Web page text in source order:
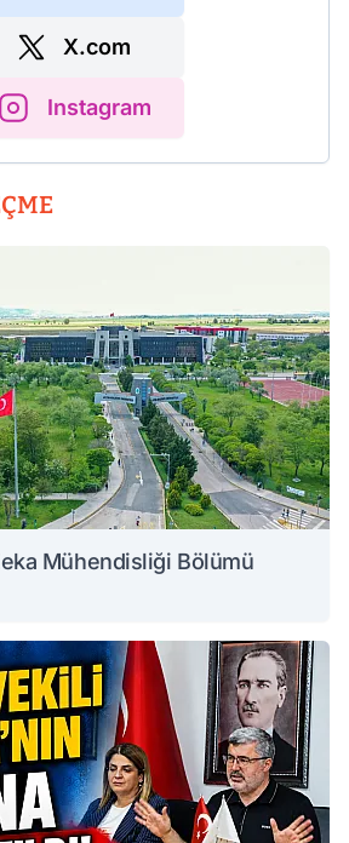
X.com
Instagram
Mühendisliği Bölümü